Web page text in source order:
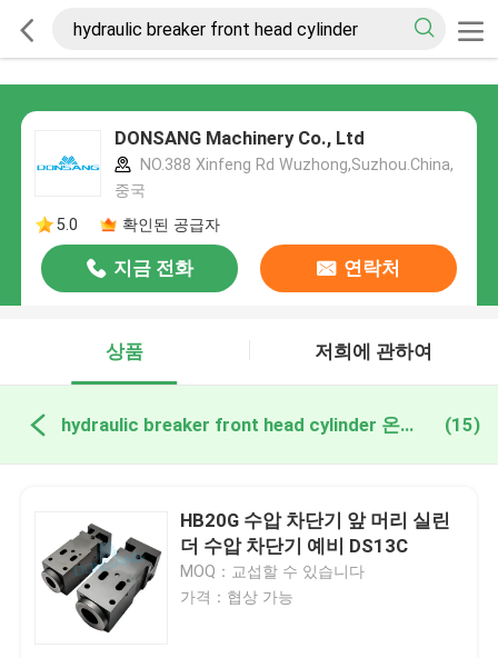
DONSANG Machinery Co., Ltd
NO.388 Xinfeng Rd Wuzhong,Suzhou.China,
중국
5.0
확인된 공급자
지금 전화 연락처
상품 저희에 관하여
hydraulic breaker front head cylinder 온라인 제조 (15)
HB20G 수압 차단기 앞 머리 실린
더 수압 차단기 예비 DS13C
MOQ：교섭할 수 있습니다
가격：협상 가능